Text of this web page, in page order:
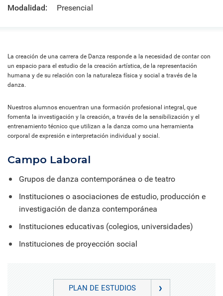
Modalidad: Presencial
La creación de una carrera de Danza responde a la necesidad de contar con
un espacio para el estudio de la creación artística, de la representación
humana y de su relación con la naturaleza física y social a través de la
danza.
Nuestros alumnos encuentran una formación profesional integral, que
fomenta la investigación y la creación, a través de la sensibilización y el
entrenamiento técnico que utilizan a la danza como una herramienta
corporal de expresión e interpretación individual y social.
Campo Laboral
Grupos de danza contemporánea o de teatro
Instituciones o asociaciones de estudio, producción e
investigación de danza contemporánea
Instituciones educativas (colegios, universidades)
Instituciones de proyección social
PLAN DE ESTUDIOS